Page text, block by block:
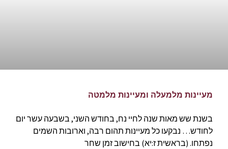
מעיינות מלמעלה ומעיינות מלמטה
בשנת שש מאות שנה לחיי נח, בחודש השני, בשבעה עשר יום
לחודש… נבקעו כל מעיינות תהום רבה, וארובות השמים
נפתחו. (בראשית ז:יא) בחישוב זמן שחר